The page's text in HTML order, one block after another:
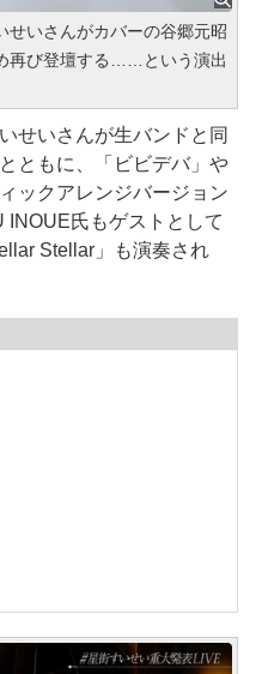
せいさんがカバーの谷郷元昭
再び登壇する……という演出
せいさんが生バンドと同
ともに、「ビビデバ」や
ックアレンジバージョン
INOUE氏もゲストとして
Stellar」も演奏され